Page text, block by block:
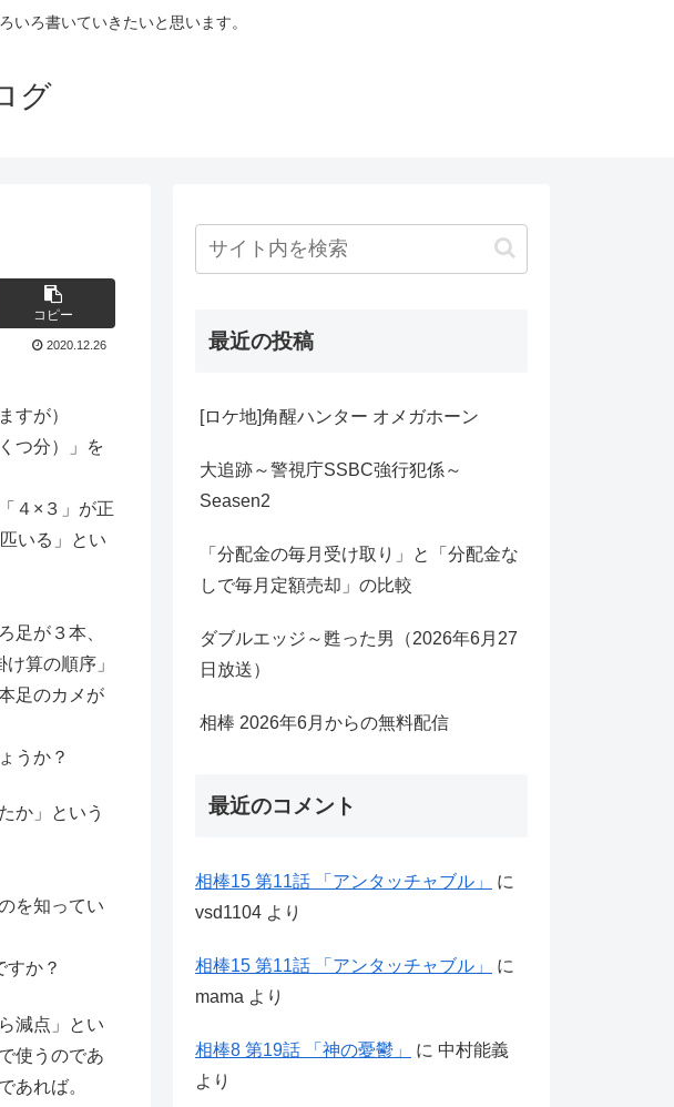
いろ書いていきたいと思います。
グ
コピー
2020.12.26
すが）
つ分）」を
４×３」が正
いる」とい
足が３本、
算の順序」
足のカメが
うか？
か」という
を知ってい
すか？
減点」とい
使うのであ
あれば。
最近の投稿
[ロケ地]角醒ハンター オメガホーン
大追跡～警視庁SSBC強行犯係～
Seasen2
「分配金の毎月受け取り」と「分配金な
しで毎月定額売却」の比較
ダブルエッジ～甦った男（2026年6月27
日放送）
相棒 2026年6月からの無料配信
最近のコメント
相棒15 第11話 「アンタッチャブル」
に
vsd1104 より
相棒15 第11話 「アンタッチャブル」
に
mama より
相棒8 第19話 「神の憂鬱」 に 中村能義
より